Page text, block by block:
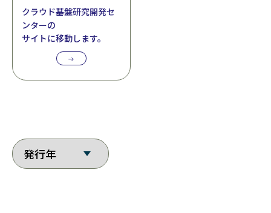
クラウド基盤研究開発セ
ンターの
サイトに移動します。